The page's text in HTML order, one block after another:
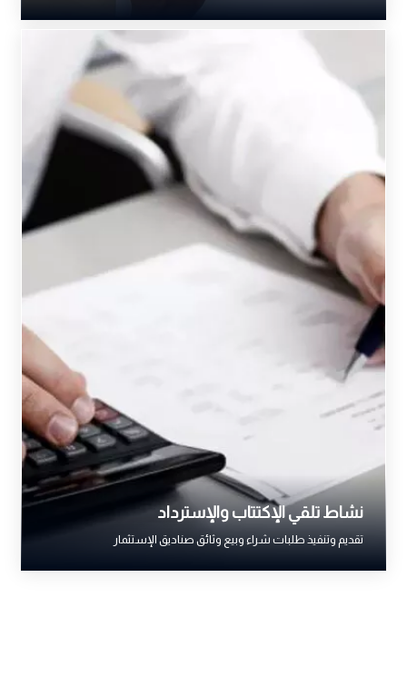
نشاط تلقي الإكتتاب والإسترداد
تقديم وتنفيذ طلبات شراء وبيع وثائق صناديق الإستثمار